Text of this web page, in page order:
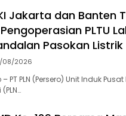
Jakarta dan Banten
PLTU
Pasokan Listrik
08/2026
PT PLN (Persero) Unit Induk